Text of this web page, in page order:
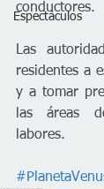
Espectáculos
conductores.
Las
residentes a
y a tomar
las áreas
labores.